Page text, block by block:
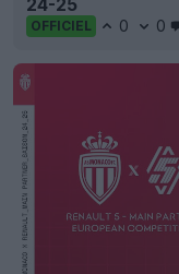
24-25
OFFICIEL 0 0